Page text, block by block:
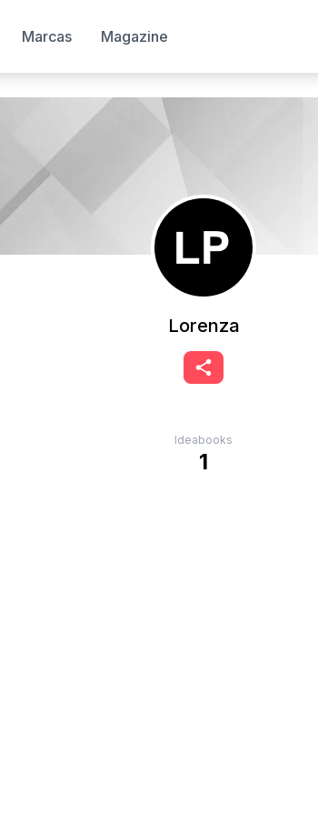
Marcas Magazine
Lorenza
Ideabooks
1